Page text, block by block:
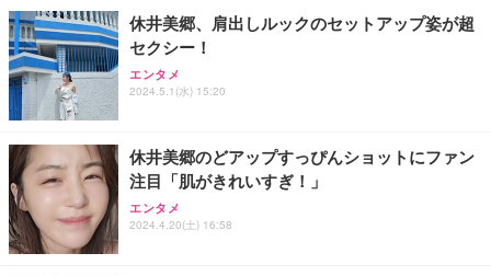
休井美郷、肩出しルックのセットアップ姿が超
セクシー！
エンタメ
2024.5.1(水) 15:20
休井美郷のどアップすっぴんショットにファン
注目「肌がきれいすぎ！」
エンタメ
2024.4.20(土) 16:58